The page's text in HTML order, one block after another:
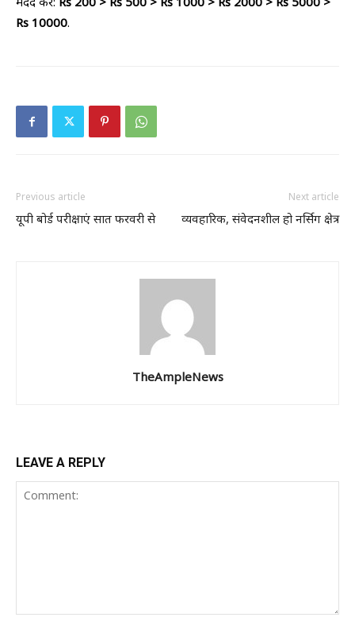
Rs 10000.
Previous article
यूपी बोर्ड परीक्षाएं सात फरवरी से
Next article
व्यवहारिक, संवेदनशील हो नर्सिग क्षेत्र
TheAmpleNews
LEAVE A REPLY